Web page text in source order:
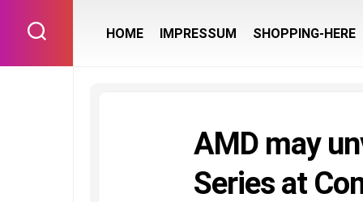
content
HOME IMPRESSUM SHOPPING-HERE
AMD may
Series at